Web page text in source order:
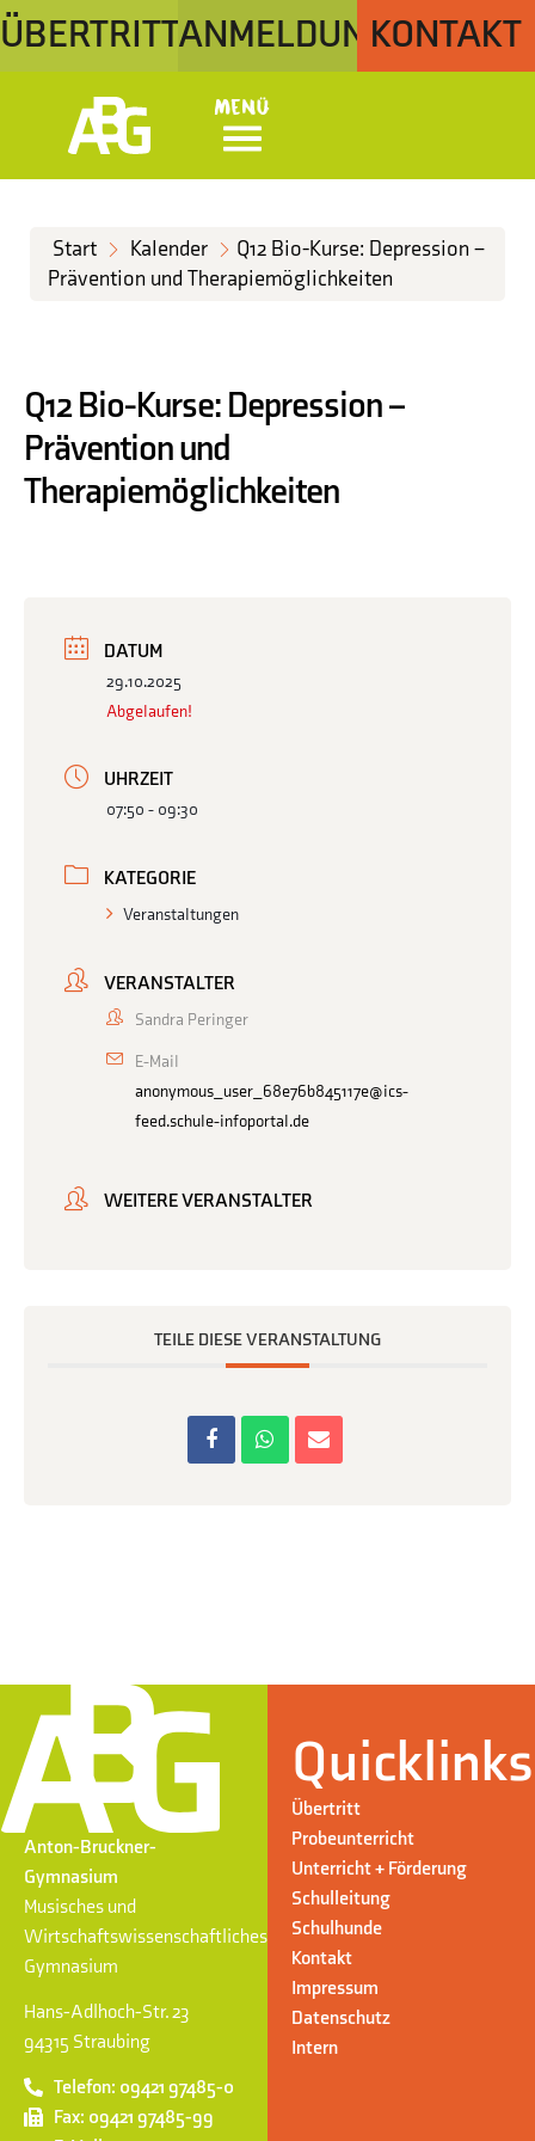
ÜBERTRITTANMELDUNGKONTAKT
Menü
Start Kalender
Q12 Bio-Kurse: Depression –
Prävention und Therapiemöglichkeiten
Q12 Bio-Kurse: Depression –
Prävention und
Therapiemöglichkeiten
DATUM
29.10.2025
Abgelaufen!
UHRZEIT
07:50 - 09:30
KATEGORIE
Veranstaltungen
VERANSTALTER
Sandra Peringer
E-Mail
anonymous_user_68e76b845117e@ics-
feed.schule-infoportal.de
WEITERE VERANSTALTER
TEILE DIESE VERANSTALTUNG
Anton-Bruckner-
Gymnasium
Musisches und
Wirtschaftswissenschaftliches
Gymnasium
Hans-Adlhoch-Str. 23
94315 Straubing
Telefon: 09421 97485-0
Fax: 09421 97485-99
Quicklinks
Übertritt
Probeunterricht
Unterricht + Förderung
Schulleitung
Schulhunde
Kontakt
Impressum
Datenschutz
Intern